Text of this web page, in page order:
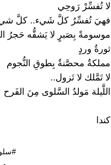
لا تُفسِّرْ رَوحِي
فهيَ تُفسِّرُ كلَّ شَيء.. كلَّ
موسومةً بِصَبرٍ لا يَشقُّه حَجرُ
ثورةُ وردٍ
مملكةٌ محصَّنةٌ بِطوقِ النُّجوم
لا تَمَّلك لا تَزول..
اللَّيلة مَولدُ السَّلوى مِنَ الفَرح
كندا